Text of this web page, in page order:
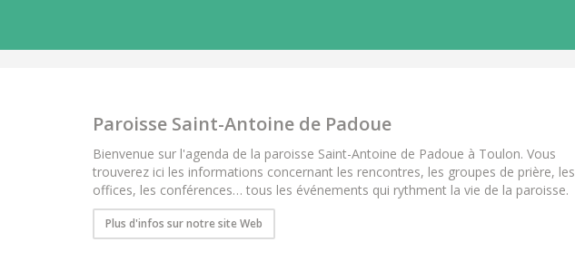
Paroisse Saint-Antoine de Padoue
Bienvenue sur l'agenda de la paroisse Saint-Antoine de Padoue à Toulon. Vous
trouverez ici les informations concernant les rencontres, les groupes de prière, les
offices, les conférences… tous les événements qui rythment la vie de la paroisse.
Plus d'infos sur notre site Web